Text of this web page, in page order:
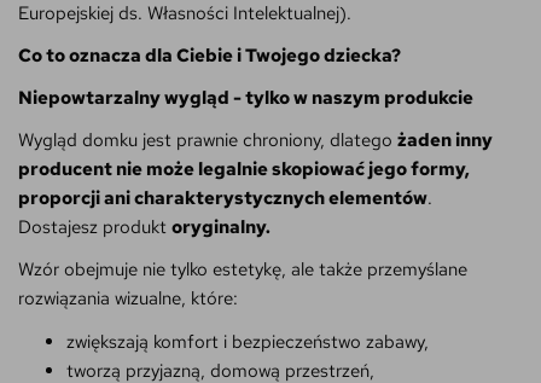
Europejskiej ds. Własności Intelektualnej).
Co to oznacza dla Ciebie i Twojego dziecka?
Niepowtarzalny wygląd - tylko w naszym produkcie
Wygląd domku jest prawnie chroniony, dlatego żaden inny
producent nie może legalnie skopiować jego formy,
proporcji ani charakterystycznych elementów.
Dostajesz produkt oryginalny.
Wzór obejmuje nie tylko estetykę, ale także przemyślane
rozwiązania wizualne, które:
zwiększają komfort i bezpieczeństwo zabawy,
tworzą przyjazną, domową przestrzeń,